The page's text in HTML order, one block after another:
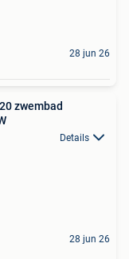
28 jun 26
zwembad
Details
28 jun 26